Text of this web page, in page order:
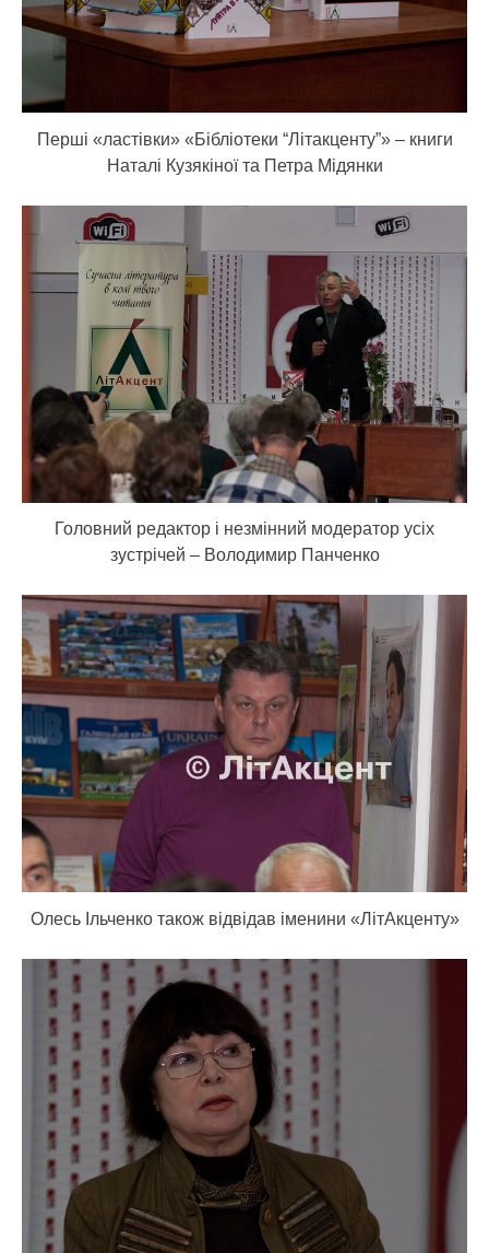
Перші «ластівки» «Бібліотеки “Літакценту”» – книги
Наталі Кузякіної та Петра Мідянки
Головний редактор і незмінний модератор усіх
зустрічей – Володимир Панченко
Олесь Ільченко також відвідав іменини «ЛітАкценту»